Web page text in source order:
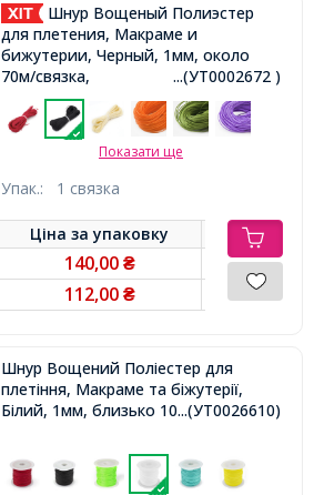
Шнур Вощеный Полиэстер
для плетения, Макраме и
бижутерии, Черный, 1мм, около
70м/связка,
...(УТ0002672 )
Показати ще
Упак.: 1 связка
Ціна заупаковку
140,00 ₴
112,00 ₴
Шнур Вощений Поліестер для
плетіння, Макраме та біжутерії,
Білий, 1мм, близько 10м/котушка,
...(УТ0026610)